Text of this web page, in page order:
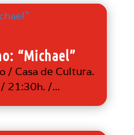
“Michael”
/ Casa de Cultura.
21:30h. /...